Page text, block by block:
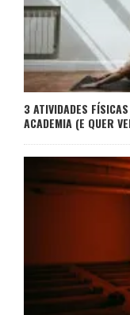
3 ATIVIDADES
ACADEMIA (E QUER